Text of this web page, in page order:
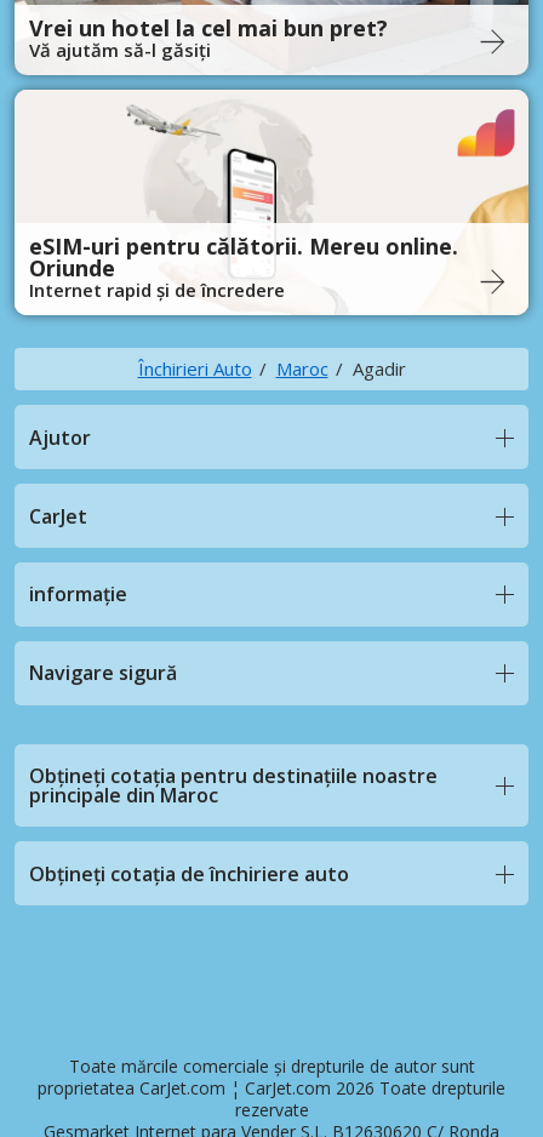
Vrei un hotel la cel mai bun pret?
Vă ajutăm să-l găsiți
eSIM-uri pentru călătorii. Mereu online.
Oriunde
Internet rapid și de încredere
Închirieri Auto Maroc Agadir
Ajutor
CarJet
informație
Navigare sigură
Obțineți cotația pentru destinațiile noastre
principale din Maroc
Obțineți cotația de închiriere auto
Toate mărcile comerciale și drepturile de autor sunt
proprietatea CarJet.com ¦ CarJet.com 2026 Toate drepturile
rezervate
Gesmarket Internet para Vender S.L. B12630620 C/ Ronda